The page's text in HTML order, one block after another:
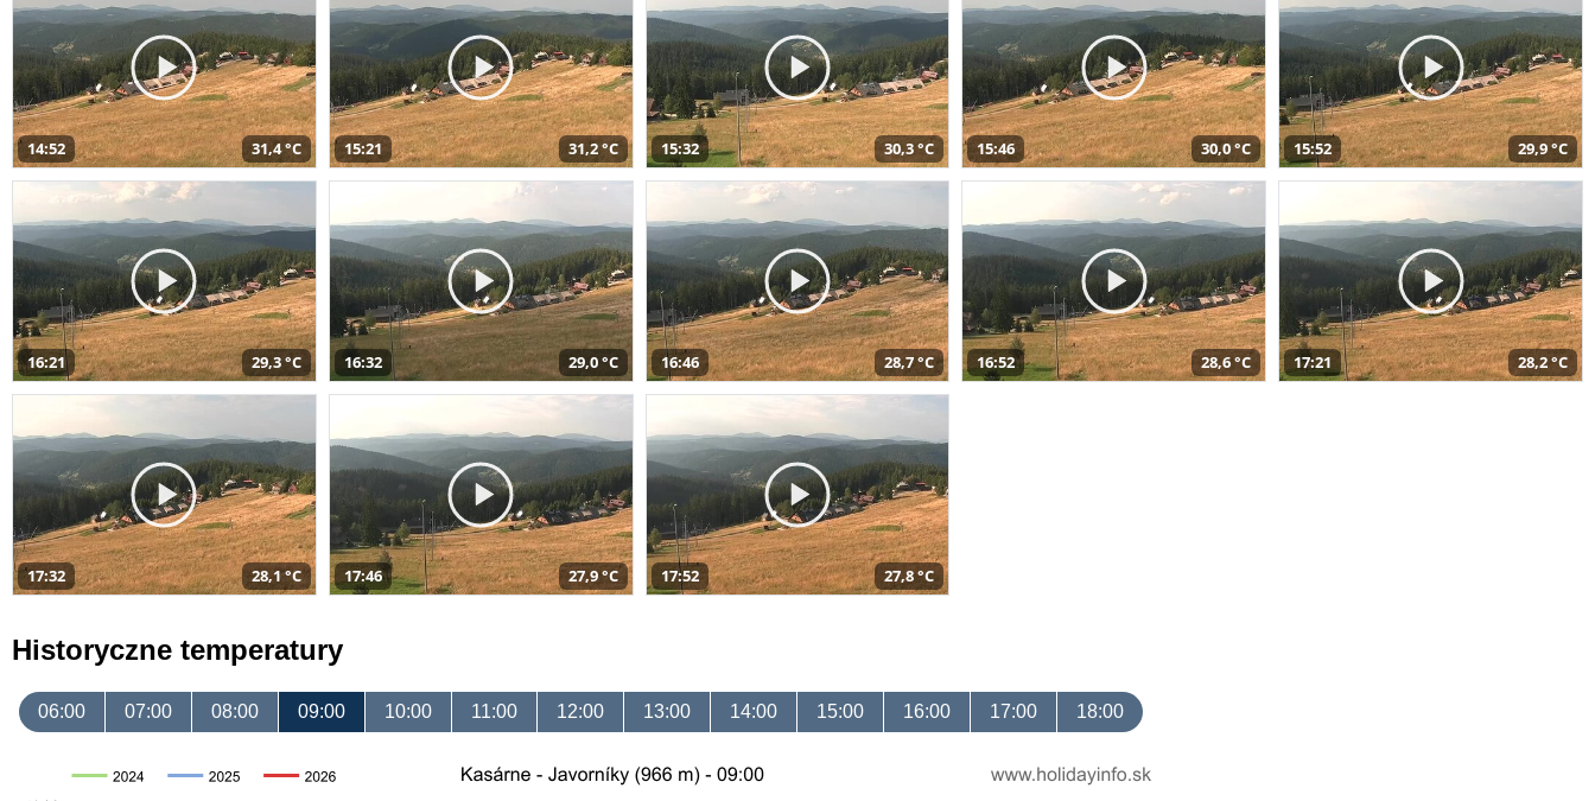
14:52 31,4 °C 15:21 31,2 °C 15:32 30,3 °C 15:46 30,0 °C 15:52 29,9 °C
16:21 29,3 °C 16:32 29,0 °C 16:46 28,7 °C 16:52 28,6 °C 17:21 28,2 °C
17:32 28,1 °C 17:46 27,9 °C 17:52 27,8 °C
Historyczne temperatury
06:00 07:00 08:00 09:00 10:00 11:00 12:00 13:00 14:00 15:00 16:00 17:00 18:00